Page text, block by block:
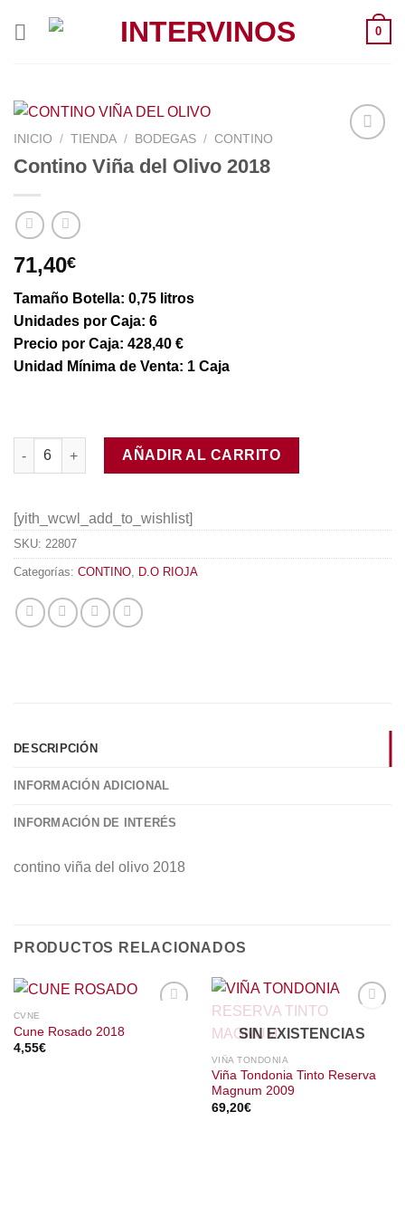
0
INICIO / TIENDA / BODEGAS / CONTINO
Contino Viña del Olivo 2018
71,40€
Tamaño Botella: 0,75 litros
Unidades por Caja: 6
Precio por Caja: 428,40 €
Unidad Mínima de Venta: 1 Caja
Contino Viña del Olivo 2018 cantidad
AÑADIR AL CARRITO
[yith_wcwl_add_to_wishlist]
SKU: 22807
Categorías: CONTINO, D.O RIOJA
DESCRIPCIÓN
INFORMACIÓN ADICIONAL
INFORMACIÓN DE INTERÉS
contino viña del olivo 2018
PRODUCTOS RELACIONADOS
CVNE
Cune Rosado 2018
4,55€
SIN EXISTENCIAS
VIÑA TONDONIA
Viña Tondonia Tinto Reserva
Magnum 2009
69,20€